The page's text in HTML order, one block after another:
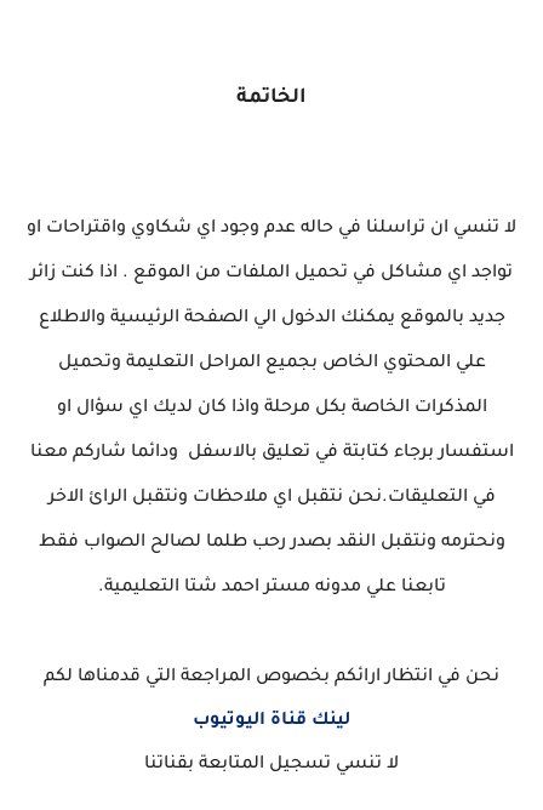
الخاتمة
لا تنسي ان تراسلنا في حاله عدم وجود اي شكاوي واقتراحات او
تواجد اي مشاكل في تحميل الملفات من الموقع . اذا كنت زائر
جديد بالموقع يمكنك الدخول الي الصفحة الرئيسية والاطلاع
علي المحتوي الخاص بجميع المراحل التعليمة وتحميل
المذكرات الخاصة بكل مرحلة واذا كان لديك اي سؤال او
استفسار برجاء كتابتة في تعليق بالاسفل ودائما شاركم معنا
في التعليقات.نحن نتقبل اي ملاحظات ونتقبل الرائ الاخر
ونحترمه ونتقبل النقد بصدر رحب طلما لصالح الصواب فقط
تابعنا علي مدونه مستر احمد شتا التعليمية.
نحن في انتظار ارائكم بخصوص المراجعة التي قدمناها لكم
لينك قناة اليوتيوب
لا تنسي تسجيل المتابعة بقناتنا